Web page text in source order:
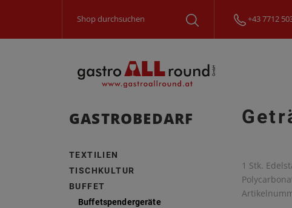
+43 7712
GASTROBEDARF
TEXTILIEN
TISCHKULTUR
BUFFET
Buffetspendergeräte
1 Stk.